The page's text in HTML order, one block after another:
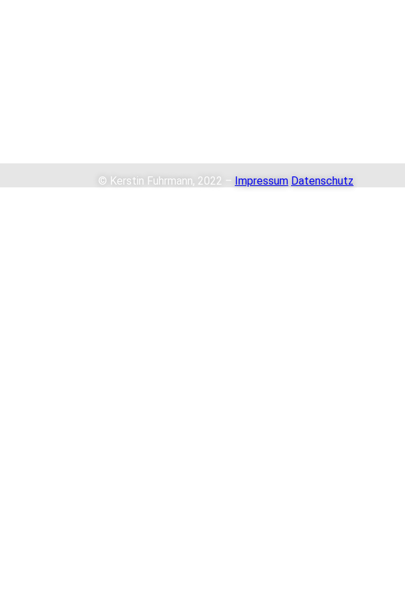
© Kerstin Fuhrmann, 2022 – Impressum Datenschutz